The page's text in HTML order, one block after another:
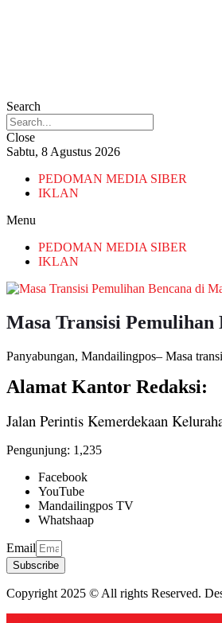
Search
Close
Sabtu, 8 Agustus 2026
PEDOMAN MEDIA SIBER
IKLAN
Menu
PEDOMAN MEDIA SIBER
IKLAN
Masa Transisi
Panyabungan, Mandailingpos– Masa
Alamat Kantor Redaksi:
Jalan Perintis Kemerdekaan
Pengunjung: 1,235
Facebook
YouTube
Mandailingpos TV
Whatshaap
Email
Subscribe
Copyright 2025 © All rights Reserved.